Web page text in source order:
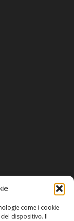
come i cookie
dispositivo. Il